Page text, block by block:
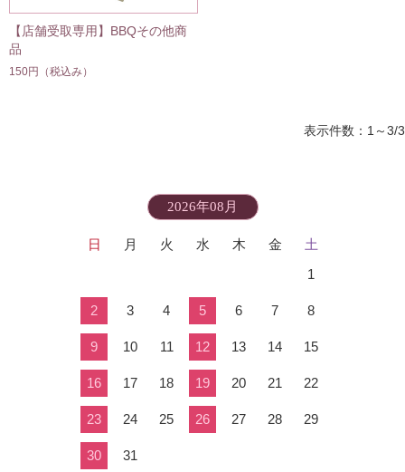
【店舗受取専用】BBQその他商
品
150円 （税込み）
表示件数：1～3/3
2026年08月
日 月 火 水 木 金
土
1
2 3 4 5 6 7 8
9 10 11 12 13 14 15
16 17 18 19 20 21 22
23 24 25 26 27 28 29
30 31